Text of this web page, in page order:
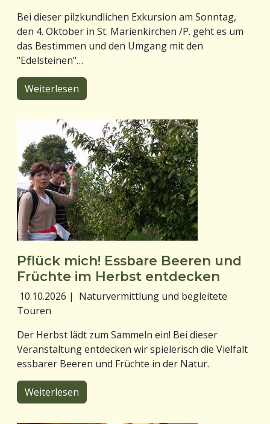
Bei dieser pilzkundlichen Exkursion am Sonntag,
den 4. Oktober in St. Marienkirchen /P. geht es um
das Bestimmen und den Umgang mit den
"Edelsteinen"…
Weiterlesen
Pflück mich! Essbare Beeren und
Früchte im Herbst entdecken
10.10.2026 | Naturvermittlung und begleitete
Touren
Der Herbst lädt zum Sammeln ein! Bei dieser
Veranstaltung entdecken wir spielerisch die Vielfalt
essbarer Beeren und Früchte in der Natur.
Weiterlesen